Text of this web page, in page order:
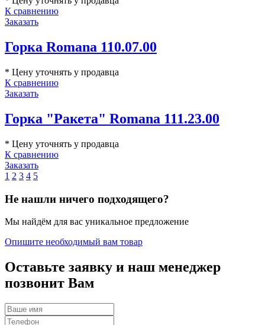
К сравнению
Заказать
Горка Romana 110.07.00
* Цену уточнять у продавца
К сравнению
Заказать
Горка "Ракета" Romana 111.23.00
* Цену уточнять у продавца
К сравнению
Заказать
1 2 3 4 5
Не нашли ничего подходящего?
Мы найдём для вас уникальное предложение
Опишите необходимый вам товар
Оставьте заявку и наш менеджер
позвонит Вам